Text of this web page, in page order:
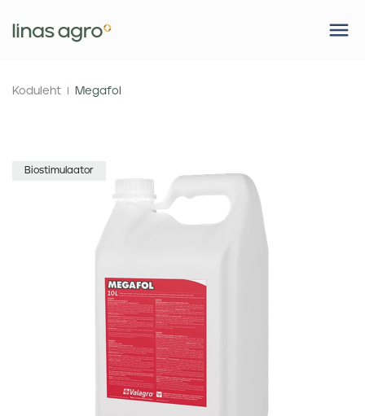
Koduleht Megafol
Biostimulaator